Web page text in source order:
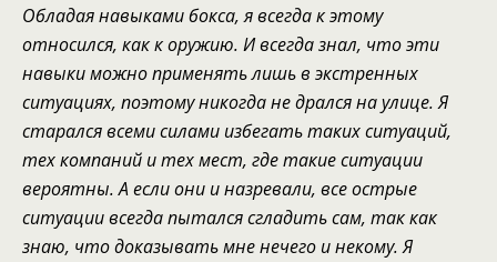
Обладая навыками бокса,я всегда к этому
относился, как к оружию. И всегда знал, что эти
навыки можно применять лишь в экстренных
ситуациях, поэтому никогда не дрался на улице. Я
старался всемисилами избегать таких ситуаций,
тех компаний и тех мест, где такие ситуации
вероятны. А если они и назревали, все острые
ситуациивсегдапытался сгладитьсам, так как
знаю, что доказывать мне нечего и некому. Я